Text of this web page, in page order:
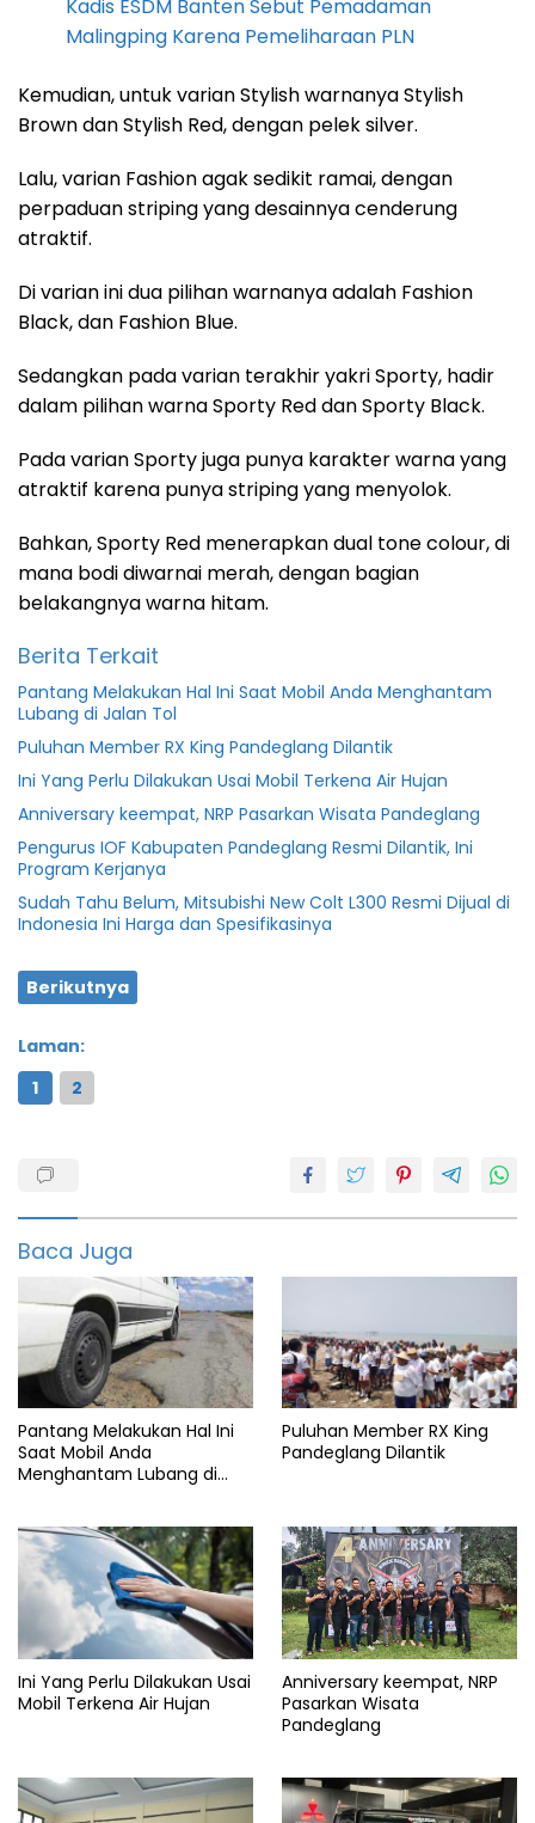
Kadis ESDM Banten Sebut Pemadaman
Malingping Karena Pemeliharaan PLN
Kemudian, untuk varian Stylish warnanya Stylish
Brown dan Stylish Red, dengan pelek silver.
Lalu, varian Fashion agak sedikit ramai, dengan
perpaduan striping yang desainnya cenderung
atraktif.
Di varian ini dua pilihan warnanya adalah Fashion
Black, dan Fashion Blue.
Sedangkan pada varian terakhir yakri Sporty, hadir
dalam pilihan warna Sporty Red dan Sporty Black.
Pada varian Sporty juga punya karakter warna yang
atraktif karena punya striping yang menyolok.
Bahkan, Sporty Red menerapkan dual tone colour, di
mana bodi diwarnai merah, dengan bagian
belakangnya warna hitam.
Berita Terkait
Pantang Melakukan Hal Ini Saat Mobil Anda Menghantam
Lubang di Jalan Tol
Puluhan Member RX King Pandeglang Dilantik
Ini Yang Perlu Dilakukan Usai Mobil Terkena Air Hujan
Anniversary keempat, NRP Pasarkan Wisata Pandeglang
Pengurus IOF Kabupaten Pandeglang Resmi Dilantik, Ini
Program Kerjanya
Sudah Tahu Belum, Mitsubishi New Colt L300 Resmi Dijual di
Indonesia Ini Harga dan Spesifikasinya
Berikutnya
Laman:
1
2
featured
Honda
Indonesia
Info
automotive
Matic
Motor
Motor
bebek
Pecinta
motor
Terbaru
Baca Juga
Pantang Melakukan Hal Ini
Saat Mobil Anda
Menghantam Lubang di
Puluhan Member RX King
Pandeglang Dilantik
Ini Yang Perlu Dilakukan Usai
Mobil Terkena Air Hujan
Anniversary keempat, NRP
Pasarkan Wisata
Pandeglang